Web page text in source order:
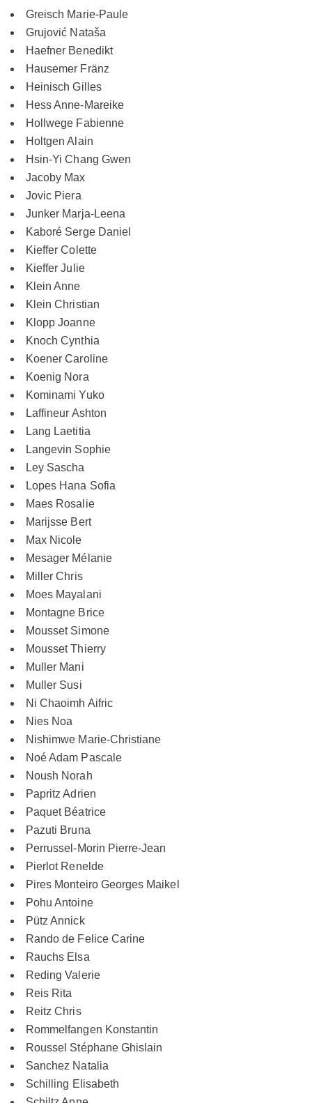
Greisch Marie-Paule
Grujović Nataša
Haefner Benedikt
Hausemer Fränz
Heinisch Gilles
Hess Anne-Mareike
Hollwege Fabienne
Holtgen Alain
Hsin-Yi Chang Gwen
Jacoby Max
Jovic Piera
Junker Marja-Leena
Kaboré Serge Daniel
Kieffer Colette
Kieffer Julie
Klein Anne
Klein Christian
Klopp Joanne
Knoch Cynthia
Koener Caroline
Koenig Nora
Kominami Yuko
Laffineur Ashton
Lang Laetitia
Langevin Sophie
Ley Sascha
Lopes Hana Sofia
Maes Rosalie
Marijsse Bert
Max Nicole
Mesager Mélanie
Miller Chris
Moes Mayalani
Montagne Brice
Mousset Simone
Mousset Thierry
Muller Mani
Muller Susi
Ni Chaoimh Aifric
Nies Noa
Nishimwe Marie-Christiane
Noé Adam Pascale
Noush Norah
Papritz Adrien
Paquet Béatrice
Pazuti Bruna
Perrussel-Morin Pierre-Jean
Pierlot Renelde
Pires Monteiro Georges Maikel
Pohu Antoine
Pütz Annick
Rando de Felice Carine
Rauchs Elsa
Reding Valerie
Reis Rita
Reitz Chris
Rommelfangen Konstantin
Roussel Stéphane Ghislain
Sanchez Natalia
Schilling Elisabeth